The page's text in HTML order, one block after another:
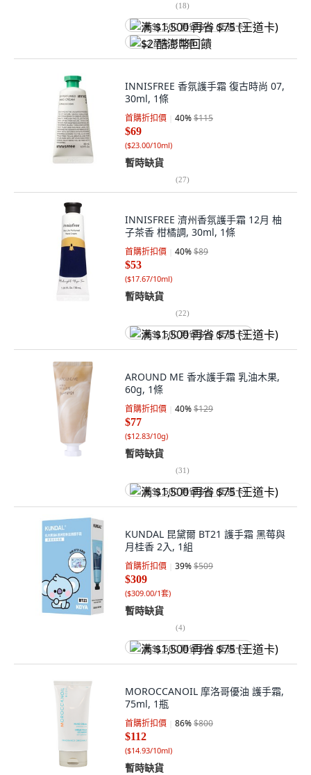
(18)
满 $1,500 再省 $75 (王道卡)
$2 酷澎幣回饋
INNISFREE 香氛護手霜 復古時尚 07,
30ml, 1條
首購折扣價 40%$115
$69
($23.00/10ml)
暫時缺貨
(27)
INNISFREE 濟州香氛護手霜 12月 柚
子茶香 柑橘調, 30ml, 1條
首購折扣價 40%$89
$53
($17.67/10ml)
暫時缺貨
(22)
满 $1,500 再省 $75 (王道卡)
AROUND ME 香水護手霜 乳油木果,
60g, 1條
首購折扣價 40%$129
$77
($12.83/10g)
暫時缺貨
(31)
满 $1,500 再省 $75 (王道卡)
KUNDAL 昆黛爾 BT21 護手霜 黑莓與
月桂香 2入, 1組
首購折扣價 39%$509
$309
($309.00/1套)
暫時缺貨
(4)
满 $1,500 再省 $75 (王道卡)
MOROCCANOIL 摩洛哥優油 護手霜,
75ml, 1瓶
首購折扣價 86%$800
$112
($14.93/10ml)
暫時缺貨